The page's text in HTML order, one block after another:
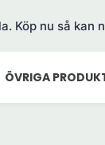
Köp nu så kan
ÖVRIGA